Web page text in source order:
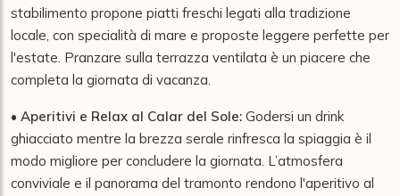
stabilimento propone piatti freschi legati alla tradizione
locale, con specialità di mare e proposte leggere perfette per
l'estate. Pranzare sulla terrazza ventilata è un piacere che
completa la giornata di vacanza.
• Aperitivi e Relax al Calar del Sole: Godersi un drink
ghiacciato mentre la brezza serale rinfresca la spiaggia è il
modo migliore per concludere la giornata. L’atmosfera
conviviale e il panorama del tramonto rendono l'aperitivo al